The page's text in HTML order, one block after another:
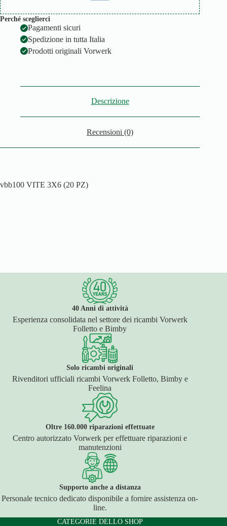
Perché sceglierci
Pagamenti sicuri
Spedizione in tutta Italia
Prodotti originali Vorwerk
Descrizione
Recensioni (0)
vbb100 VITE 3X6 (20 PZ)
40 Anni di attività
Esperienza consolidata nel settore dei ricambi Vorwerk
Folletto e Bimby
Solo ricambi originali
Rivenditori ufficiali ricambi Vorwerk Folletto, Bimby e
Feelina
Oltre 160.000 riparazioni effettuate
Centro autorizzato Vorwerk per effettuare riparazioni e
manutenzioni
Supporto anche a distanza
Personale tecnico dedicato disponibile a fornire assistenza on-
line.
CATEGORIE DELLO SHOP